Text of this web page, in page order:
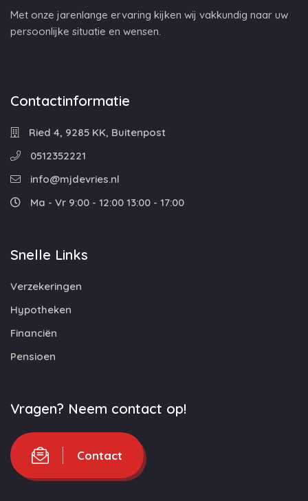
Met onze jarenlange ervaring kijken wij vakkundig naar uw
persoonlijke situatie en wensen.
Contactinformatie
Ried 4, 9285 KK, Buitenpost
0512352221
info@mjdevries.nl
Ma - Vr 9:00 - 12:00 13:00 - 17:00
Snelle Links
Verzekeringen
Hypotheken
Financiën
Pensioen
Vragen? Neem contact op!
Contact